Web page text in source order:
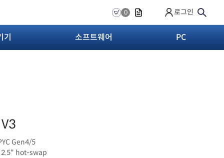
0 로그인
소프트웨어 PC
Gen4/5
2.5" hot-swap